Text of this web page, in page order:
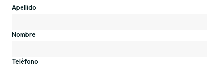
Apellido
Nombre
Teléfono